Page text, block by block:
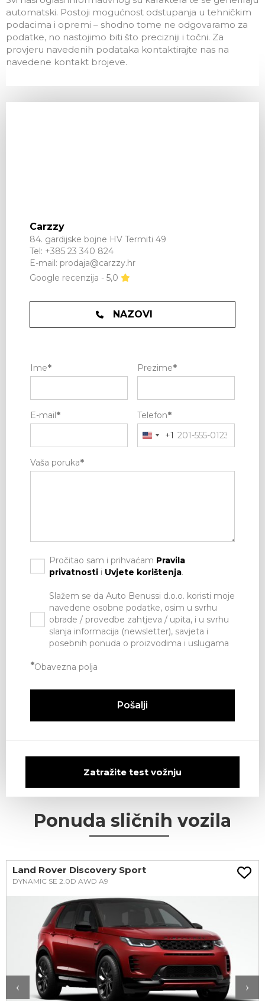
automatski. Postoji mogućnost odstupanja u tehničkim
podacima i opremi – shodno tome ne odgovaramo za
podatke, no nastojimo biti što precizniji i točni. Za
provjeru navedenih podataka kontaktirajte nas na
navedene kontakt brojeve.
Carzzy
84. gardijske bojne HV Termiti 49
Tel: +385 23 340 824
E-mail: prodaja@carzzy.hr
Google recenzija - 5,0
NAZOVI
Ime* Prezime*
E-mail* Telefon*
+1
Vaša poruka*
Pročitao sam i prihvaćam Pravila
privatnosti i Uvjete korištenja.
Slažem se da Auto Benussi d.o.o. koristi moje
navedene osobne podatke, osim u svrhu
obrade / provedbe zahtjeva / upita, i u svrhu
slanja informacija (newsletter), savjeta i
posebnih ponuda o proizvodima i uslugama
*Obavezna polja
Pošalji
Zatražite test vožnju
Ponuda sličnih vozila
‹
Land Rover Discovery Sport
DYNAMIC SE 2.0D AWD A9
›